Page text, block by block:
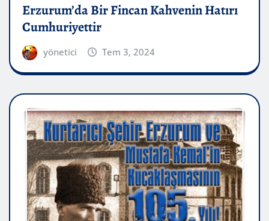
Erzurum’da Bir Fincan Kahvenin Hatırı
Cumhuriyettir
yönetici Tem 3, 2024